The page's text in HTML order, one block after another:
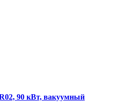
90 кВт, вакуумный